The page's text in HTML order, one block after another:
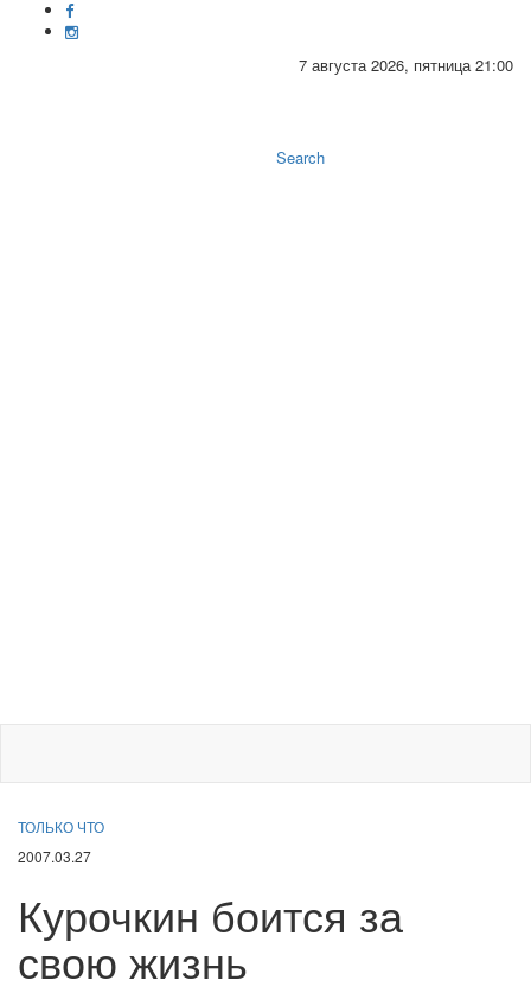
7 августа 2026, пятница 21:00
Search
ТОЛЬКО ЧТО
2007.03.27
Курочкин боится за
свою жизнь